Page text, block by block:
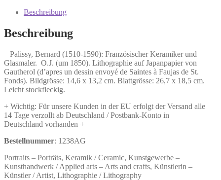
1590):
Keramiker
und
Menge
Beschreibung
Beschreibung
Palissy, Bernard (1510-1590): Französischer Keramiker und
Glasmaler. O.J. (um 1850). Lithographie auf Japanpapier von
Gautherol (d’apres un dessin envoyé de Saintes à Faujas de St.
Fonds). Bildgrösse: 14,6 x 13,2 cm. Blattgrösse: 26,7 x 18,5 cm.
Leicht stockfleckig.
+ Wichtig: Für unsere Kunden in der EU erfolgt der Versand alle
14 Tage verzollt ab Deutschland / Postbank-Konto in
Deutschland vorhanden +
Bestellnummer: 1238AG
Portraits – Porträts, Keramik / Ceramic, Kunstgewerbe –
Kunsthandwerk / Applied arts – Arts and crafts, Künstlerin –
Künstler / Artist, Lithographie / Lithography